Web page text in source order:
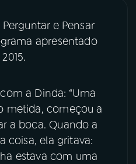
e Pensar
apresentado
a Dinda: “Uma
metida, começou a
a boca. Quando a
coisa, ela gritava:
estava com uma